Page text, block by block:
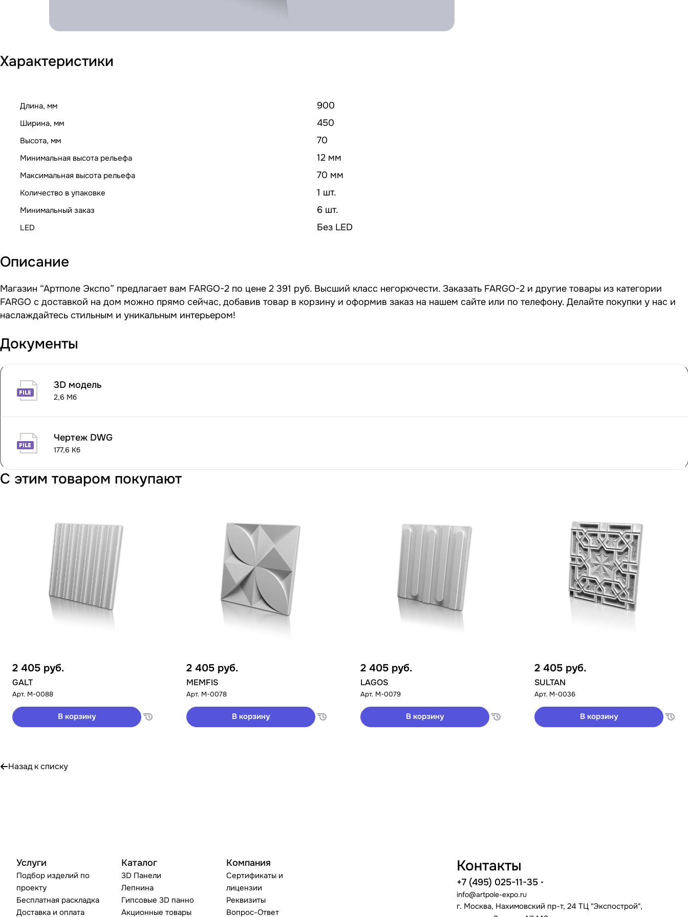
Характеристики
Длина, мм 900
Ширина, мм 450
Высота, мм 70
Минимальная высота рельефа 12 мм
Максимальная высота рельефа 70 мм
Количество в упаковке 1 шт.
Минимальный заказ 6 шт.
LED Без LED
Описание
Магазин “Артполе Экспо” предлагает вам FARGO-2 по цене 2 391 руб. Высший класс негорючести. Заказать FARGO-2 и другие товары из категории
FARGO с доставкой на дом можно прямо сейчас, добавив товар в корзину и оформив заказ на нашем сайте или по телефону. Делайте покупки у нас и
наслаждайтесь стильным и уникальным интерьером!
Документы
3D модель
2,6 Мб
Чертеж DWG
177,6 Кб
С этим товаром покупают
2 405 руб.
GALT
Арт. M-0088
В корзину
2 405 руб.
MEMFIS
Арт. M-0078
В корзину
2 405 руб.
LAGOS
Арт. M-0079
В корзину
2 405 руб.
SULTAN
Арт. M-0036
В корзину
Назад к списку
Услуги
Подбор изделий по
проекту
Бесплатная раскладка
Доставка и оплата
Каталог
3D Панели
Лепнина
Гипсовые 3D панно
Акционные товары
Компания
Сертификаты и
лицензии
Реквизиты
Вопрос-Ответ
Контакты
+7 (495) 025-11-35
info@artpole-expo.ru
г. Москва, Нахимовский пр-т, 24 ТЦ "Экспострой",